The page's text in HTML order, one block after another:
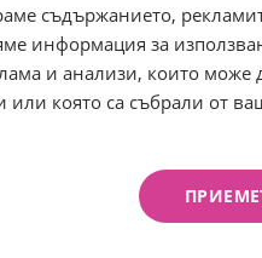
съдържанието,
информация за
и анализи, които може
която са събрали от